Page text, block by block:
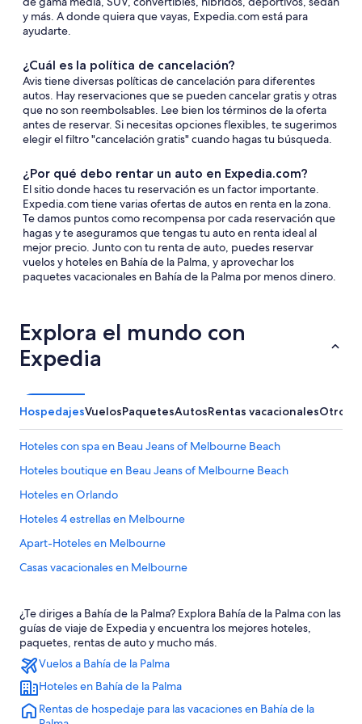
y más. A donde quiera que vayas, Expedia.com está para
ayudarte.
¿Cuál es la política de cancelación?
Avis tiene diversas políticas de cancelación para diferentes
autos. Hay reservaciones que se pueden cancelar gratis y otras
que no son reembolsables. Lee bien los términos de la oferta
antes de reservar. Si necesitas opciones flexibles, te sugerimos
elegir el filtro "cancelación gratis" cuando hagas tu búsqueda.
¿Por qué debo rentar un auto en Expedia.com?
El sitio donde haces tu reservación es un factor importante.
Expedia.com tiene varias ofertas de autos en renta en la zona.
Te damos puntos como recompensa por cada reservación que
hagas y te aseguramos que tengas tu auto en renta ideal al
mejor precio. Junto con tu renta de auto, puedes reservar
vuelos y hoteles en Bahía de la Palma, y aprovechar los
paquetes vacacionales en Bahía de la Palma por menos dinero.
Explora el mundo con
Expedia
HospedajesVuelosPaquetesAutosRentas vacacionalesOtros
Hoteles con spa en Beau Jeans of Melbourne Beach
Hoteles boutique en Beau Jeans of Melbourne Beach
Hoteles en Orlando
Hoteles 4 estrellas en Melbourne
Apart-Hoteles en Melbourne
Casas vacacionales en Melbourne
Hoteles en la playa en Melbourne
Hoteles románticos en Melbourne
Hoteles baratos en Melbourne
Hoteles con cocina en Melbourne
Hoteles para bodas en Melbourne
¿Te diriges a Bahía de la Palma? Explora Bahía de la Palma con las
guías de viaje de Expedia y encuentra los mejores hoteles,
paquetes, rentas de auto y mucho más.
Vuelos a Bahía de la Palma
Hoteles en Bahía de la Palma
Rentas de hospedaje para las vacaciones en Bahía de la